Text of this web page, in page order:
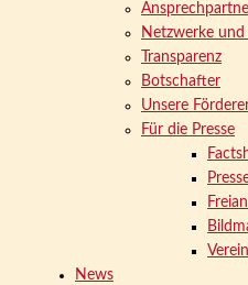
Netzwerke und
Transparenz
Botschafter
Unsere
Für die Presse
News